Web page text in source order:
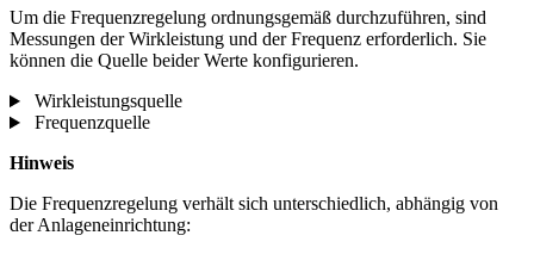
Um die Frequenzregelung ordnungsgemäß durchzuführen, sind
Messungen der Wirkleistung und der Frequenz erforderlich. Sie
können die Quelle beider Werte konfigurieren.
Wirkleistungsquelle
Frequenzquelle
Hinweis
Die Frequenzregelung verhält sich unterschiedlich, abhängig von
der Anlageneinrichtung: